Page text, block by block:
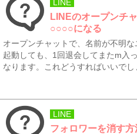
LINE
LINEのオープンチ
○○○○になる
オープンチャットで、名前が不明
起動しても、1回退会してまたm入
なります。これどうすればいいで
LINE
フォロワーを消す方